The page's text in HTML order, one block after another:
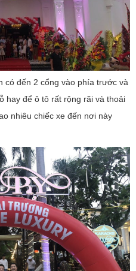
có đến 2 cổng vào phía trước và
hay để ô tô rất rộng rãi và thoải
nhiêu chiếc xe đến nơi này